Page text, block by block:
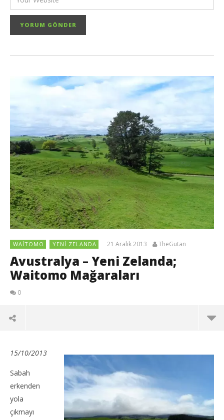
WAITOMO YENI ZELANDA 21 Aralık 2013 TheGutan
Avustralya – Yeni Zelanda;
Waitomo Mağaraları
0
15/10/2013
Sabah
erkenden
yola
çıkmayı